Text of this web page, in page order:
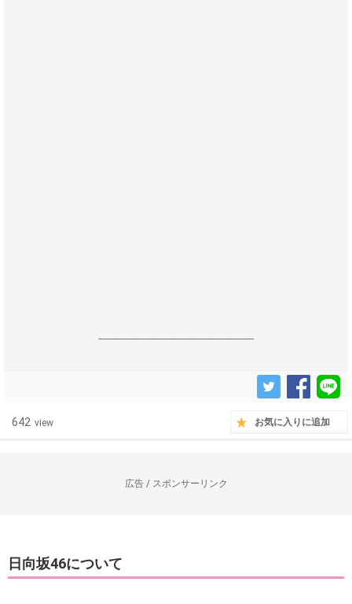
------------------------------------------------------------------
642 view お気に入りに追加
広告 / スポンサーリンク
日向坂46について